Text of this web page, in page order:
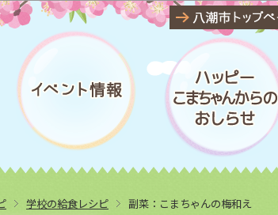
学校の給食レシピ 副菜：こまちゃんの梅和え